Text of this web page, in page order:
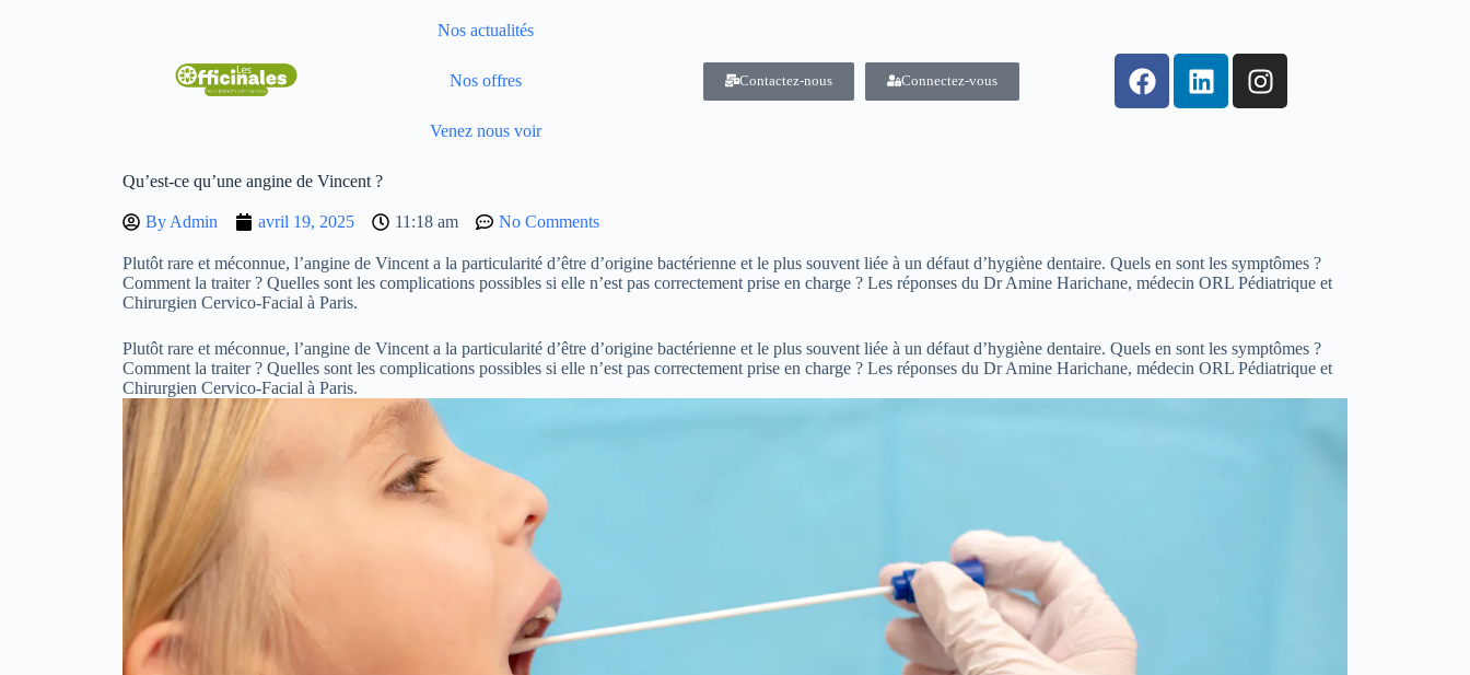
Nos actualités
Nos offres
Venez nous voir
Contactez-nous Connectez-vous
Qu’est-ce qu’une angine de Vincent ?
By Admin avril 19, 2025 11:18 am No Comments
Plutôt rare et méconnue, l’angine de Vincent a la particularité d’être d’origine bactérienne et le plus souvent liée à un défaut d’hygiène dentaire. Quels en sont les symptômes ?
Comment la traiter ? Quelles sont les complications possibles si elle n’est pas correctement prise en charge ? Les réponses du Dr Amine Harichane, médecin ORL Pédiatrique et
Chirurgien Cervico-Facial à Paris.
Plutôt rare et méconnue, l’angine de Vincent a la particularité d’être d’origine bactérienne et le plus souvent liée à un défaut d’hygiène dentaire. Quels en sont les symptômes ?
Comment la traiter ? Quelles sont les complications possibles si elle n’est pas correctement prise en charge ? Les réponses du Dr Amine Harichane, médecin ORL Pédiatrique et
Chirurgien Cervico-Facial à Paris.